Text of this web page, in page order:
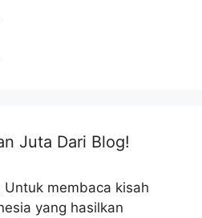
Juta Dari Blog!
Untuk membaca kisah
yang hasilkan